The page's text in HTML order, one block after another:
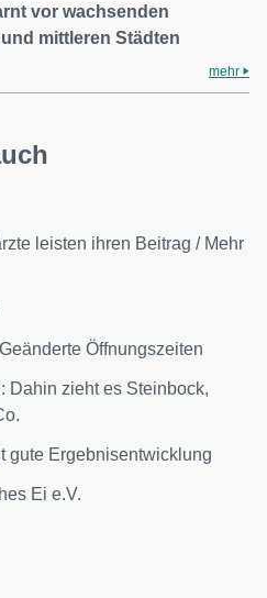
vor wachsenden
mittleren Städten
mehr
leisten ihren Beitrag / Mehr
Öffnungszeiten
Dahin zieht es Steinbock,
gute Ergebnisentwicklung
Ei e.V.